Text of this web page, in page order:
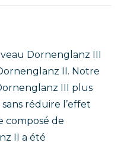
Dornenglanz III
II. Notre
III plus
réduire l’effet
composé de
II a été